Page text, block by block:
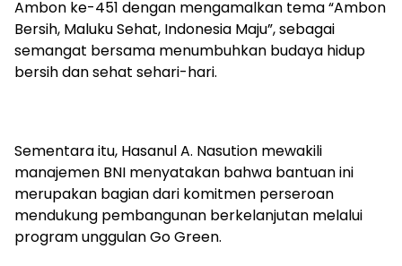
Ambon ke-451 dengan mengamalkan tema “Ambon
Bersih, Maluku Sehat, Indonesia Maju”, sebagai
semangat bersama menumbuhkan budaya hidup
bersih dan sehat sehari-hari.
Sementara itu, Hasanul A. Nasution mewakili
manajemen BNI menyatakan bahwa bantuan ini
merupakan bagian dari komitmen perseroan
mendukung pembangunan berkelanjutan melalui
program unggulan Go Green.